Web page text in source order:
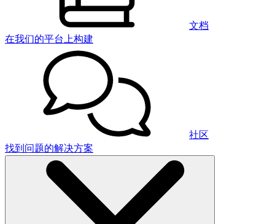
文档
在我们的平台上构建
社区
找到问题的解决方案